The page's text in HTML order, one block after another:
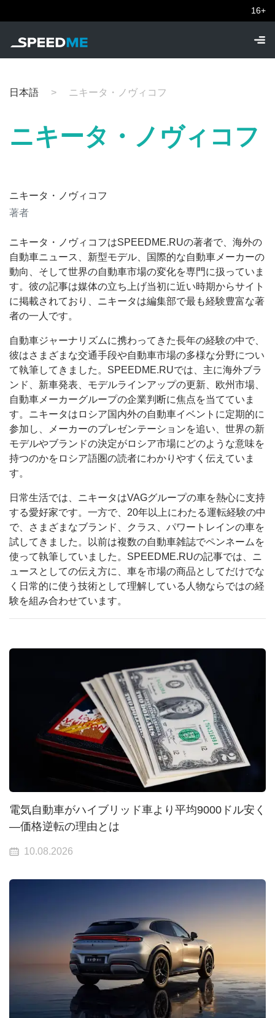
16+
日本語 ニキータ・ノヴィコフ
ニキータ・ノヴィコフ
ニキータ・ノヴィコフ
著者
ニキータ・ノヴィコフはSPEEDME.RUの著者で、海外の
自動車ニュース、新型モデル、国際的な自動車メーカーの
動向、そして世界の自動車市場の変化を専門に扱っていま
す。彼の記事は媒体の立ち上げ当初に近い時期からサイト
に掲載されており、ニキータは編集部で最も経験豊富な著
者の一人です。
自動車ジャーナリズムに携わってきた長年の経験の中で、
彼はさまざまな交通手段や自動車市場の多様な分野につい
て執筆してきました。SPEEDME.RUでは、主に海外ブラ
ンド、新車発表、モデルラインアップの更新、欧州市場、
自動車メーカーグループの企業判断に焦点を当てていま
す。ニキータはロシア国内外の自動車イベントに定期的に
参加し、メーカーのプレゼンテーションを追い、世界の新
モデルやブランドの決定がロシア市場にどのような意味を
持つのかをロシア語圏の読者にわかりやすく伝えていま
す。
日常生活では、ニキータはVAGグループの車を熱心に支持
する愛好家です。一方で、20年以上にわたる運転経験の中
で、さまざまなブランド、クラス、パワートレインの車を
試してきました。以前は複数の自動車雑誌でペンネームを
使って執筆していました。SPEEDME.RUの記事では、ニ
ュースとしての伝え方に、車を市場の商品としてだけでな
く日常的に使う技術として理解している人物ならではの経
験を組み合わせています。
電気自動車がハイブリッド車より平均9000ドル安く
—価格逆転の理由とは
10.08.2026